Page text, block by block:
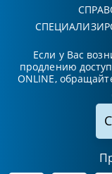
Если у Вас
продлению
ONLINE,